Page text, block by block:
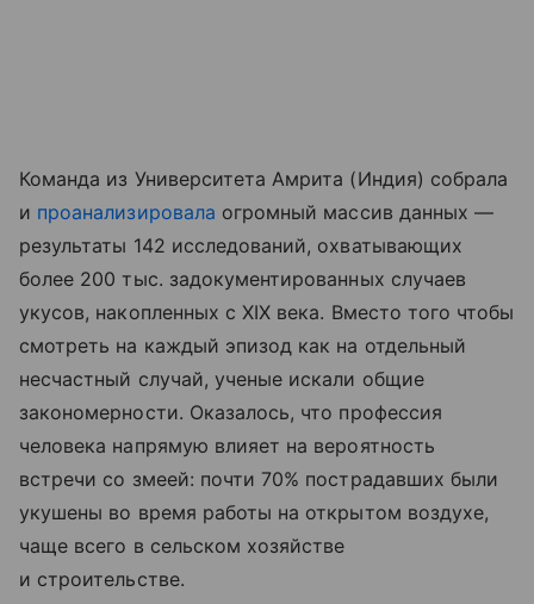
Команда из Университета Амрита (Индия) собрала
и проанализировала огромный массив данных —
результаты 142 исследований, охватывающих
более 200 тыс. задокументированных случаев
укусов, накопленных с XIX века. Вместо того чтобы
смотреть на каждый эпизод как на отдельный
несчастный случай, ученые искали общие
закономерности. Оказалось, что профессия
человека напрямую влияет на вероятность
встречи со змеей: почти 70% пострадавших были
укушены во время работы на открытом воздухе,
чаще всего в сельском хозяйстве
и строительстве.